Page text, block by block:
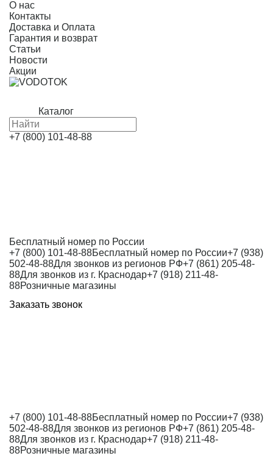
О нас
Контакты
Доставка и Оплата
Гарантия и возврат
Статьи
Новости
Акции
Каталог
+7 (800) 101-48-88
Бесплатный номер по России
+7 (800) 101-48-88Бесплатный номер по России+7 (938)
502-48-88Для звонков из регионов РФ+7 (861) 205-48-
88Для звонков из г. Краснодар+7 (918) 211-48-
88Розничные магазины
Заказать звонок
+7 (800) 101-48-88Бесплатный номер по России+7 (938)
502-48-88Для звонков из регионов РФ+7 (861) 205-48-
88Для звонков из г. Краснодар+7 (918) 211-48-
88Розничные магазины